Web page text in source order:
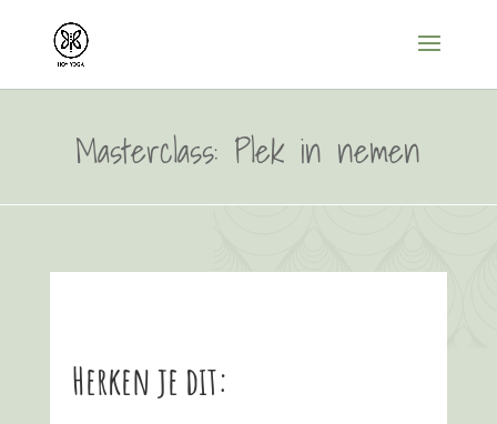
Masterclass: Plek in nemen
Herken je dit: